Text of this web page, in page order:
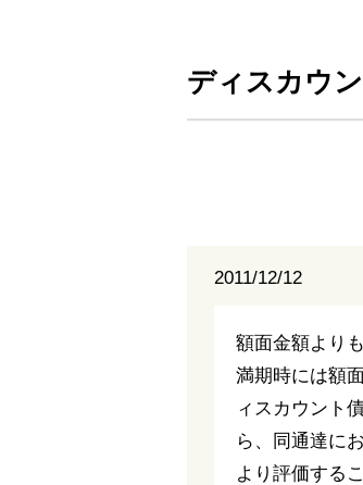
ディスカウ
2011/12/12
額面金額より
満期時には額
ィスカウント
ら、同通達に
より評価する